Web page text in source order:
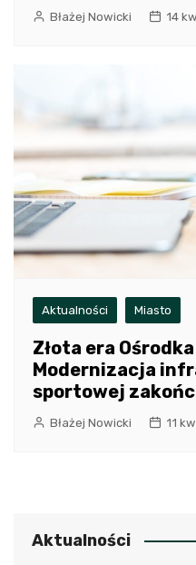
Błażej Nowicki 14
Aktualności Miasto
Złota era
Modernizacja
sportowej
Błażej Nowicki 11
Aktualności